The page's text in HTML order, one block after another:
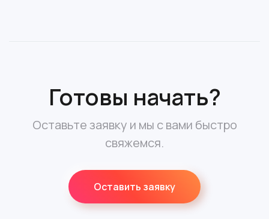
Готовы начать?
Оставьте заявку и мы с вами быстро
свяжемся.
Оставить заявку